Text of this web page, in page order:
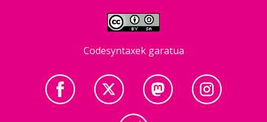
Codesyntaxek garatua